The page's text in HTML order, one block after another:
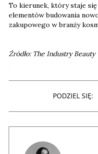
To kierunek, który staje
elementów budowania
zakupowego w branży
Źródło: The Industry Beauty
PODZIEL SIĘ: